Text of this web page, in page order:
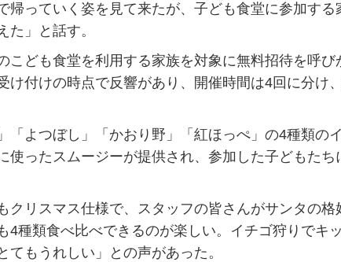
帰っていく姿を見て来たが、子ども食堂に参加す
た」と話す。
ども食堂を利用する家族を対象に無料招待を呼び
け付けの時点で反響があり、開催時間は4回に分け
よつぼし」「かおり野」「紅ほっぺ」の4種類の
使ったスムージーが提供され、参加した子どもたち
リスマス仕様で、スタッフの皆さんがサンタの格
4種類食べ比べできるのが楽しい。イチゴ狩りでキ
てもうれしい」との声があった。